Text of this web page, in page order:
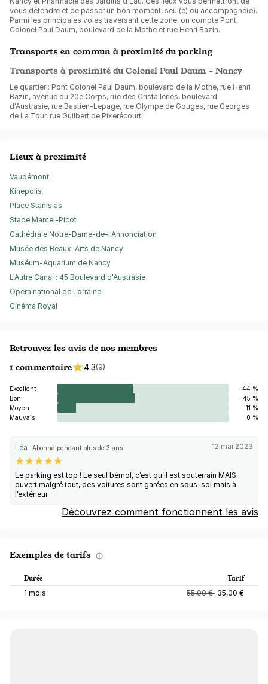
vous détendre et de passer un bon moment, seul(e) ou accompagné(e).
Parmi les principales voies traversant cette zone, on compte Pont
Colonel Paul Daum, boulevard de la Mothe et rue Henri Bazin.
Transports en commun à proximité du parking
Transports à proximité du Colonel Paul Daum - Nancy
Le quartier : Pont Colonel Paul Daum, boulevard de la Mothe, rue Henri
Bazin, avenue du 20e Corps, rue des Cristalleries, boulevard
d'Austrasie, rue Bastien-Lepage, rue Olympe de Gouges, rue Georges
de La Tour, rue Guilbert de Pixerécourt.
Lieux à proximité
Vaudémont
Kinepolis
Place Stanislas
Stade Marcel-Picot
Cathédrale Notre-Dame-de-l'Annonciation
Musée des Beaux-Arts de Nancy
Muséum-Aquarium de Nancy
L'Autre Canal : 45 Boulevard d'Austrasie
Opéra national de Lorraine
Cinéma Royal
Retrouvez les avis de nos membres
1 commentaire
4.3(9)
Excellent
44 %
Bon
45 %
Moyen
11 %
Mauvais
0 %
Léa Abonné pendant plus de 3 ans 12 mai 2023
Le parking est top ! Le seul bémol, c’est qu’il est souterrain MAIS
ouvert malgré tout, des voitures sont garées en sous-sol mais à
l’extérieur
Découvrez comment fonctionnent les avis
Exemples de tarifs
Durée Tarif
1 mois 55,00 € 35,00 €